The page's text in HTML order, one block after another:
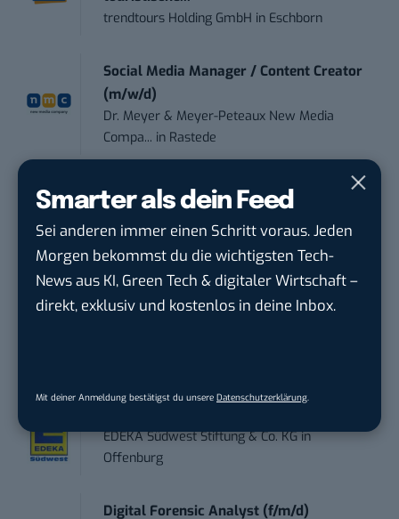
Smarter als dein Feed
Sei anderen immer einen Schritt voraus. Jeden
Morgen bekommst du die wichtigsten Tech-
News aus KI, Green Tech & digitaler Wirtschaft –
direkt, exklusiv und kostenlos in deine Inbox.
Mit deiner Anmeldung bestätigst du unsere Datenschutzerklärung
trendtours Holding GmbH in Eschborn
Social Media Manager / Content Creator
(m/w/d)
Dr. Meyer & Meyer-Peteaux New Media
Compa... in Rastede
Social Media Specialist (w/m/d)
Personalwerk GmbH inKarben
Content Creator (m/w/d)
OAS AGin Bremen
EDEKA Südwest Stiftung & Co. KGin
Offenburg
Digital Forensic Analyst (f/m/d)